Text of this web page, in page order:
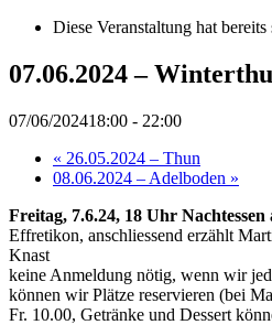
Diese Veranstaltung hat bereits
07.06.2024 –
07/06/202418:00 - 22:00
« 26.05.2024 – Thun
08.06.2024 – Adelboden »
Freitag, 7.6.24, 18 Uhr
Effretikon, anschliessend erzählt
Knast
keine Anmeldung nötig, wenn wir
können wir Plätze reservieren (bei
Fr. 10.00, Getränke und Dessert